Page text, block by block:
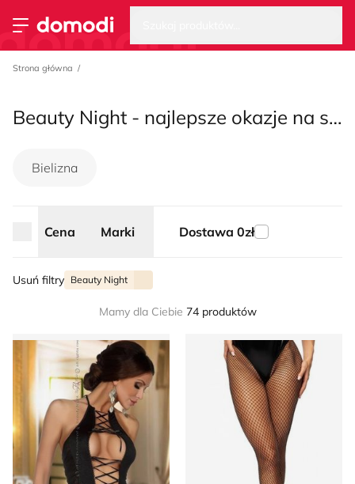
Przełącz menu
Strona główna
Strona główna
Beauty Night - najlepsze okazje na sezon lato 2026
Bielizna
Cena Marki Dostawa 0zł
Usuń filtry Beauty Night
Mamy dla Ciebie 74 produktów
Body damskie z koronką Beauty NightRajstopy Beauty Night